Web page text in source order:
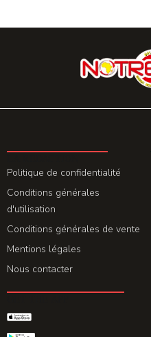
Politique de confidentialité
Conditions générales
d'utilisation
Conditions générales de vente
Mentions légales
Nous contacter